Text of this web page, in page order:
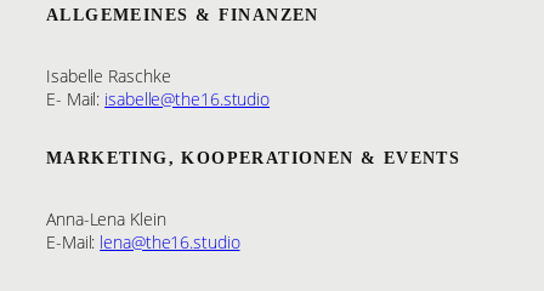
ALLGEMEINES & FINANZEN
Isabelle Raschke
E- Mail: isabelle@the16.studio
MARKETING, KOOPERATIONEN & EVENTS
Anna-Lena Klein
E-Mail: lena@the16.studio